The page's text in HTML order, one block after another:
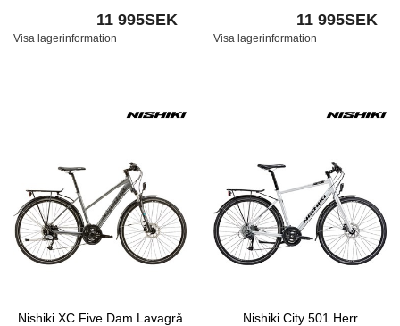
11 995SEK
Visa lagerinformation
11 995SEK
Visa lagerinformation
Nishiki XC Five Dam Lavagrå
Nishiki City 501 Herr